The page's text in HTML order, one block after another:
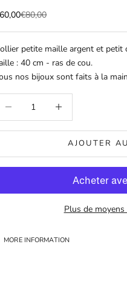
de vente
Prix normal
€80,00
petite maille argent et petit
: 40 cm - ras de cou.
nos bijoux sont faits à la
AJOUTER
Plus de moyens
MORE INFORMATION